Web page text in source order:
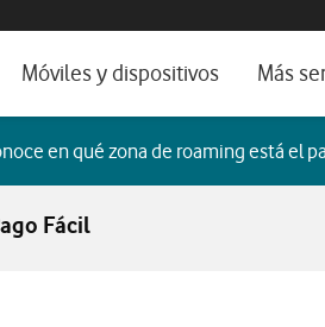
ayuda e idioma
5G
TV
Móviles y dispositivos
Imagen y Sonido
Ver todos
Más
en qué zona de roaming está el
Fácil